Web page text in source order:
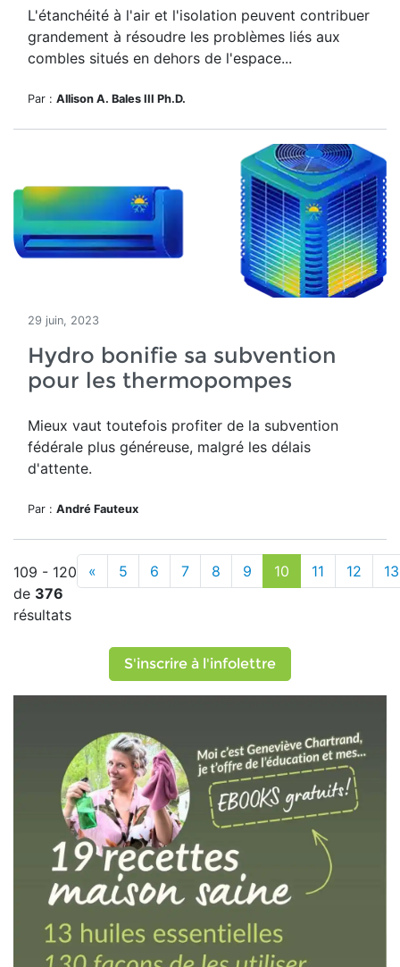
L'étanchéité à l'air et l'isolation peuvent contribuer
grandement à résoudre les problèmes liés aux
combles situés en dehors de l'espace...
Par : Allison A. Bales III Ph.D.
29 juin, 2023
Hydro bonifie sa subvention
pour les thermopompes
Mieux vaut toutefois profiter de la subvention
fédérale plus généreuse, malgré les délais
d'attente.
Par : André Fauteux
109 - 120
de 376
résultats
« 5 6 7 8 9 10 11 12 13
S'inscrire à l'infolettre